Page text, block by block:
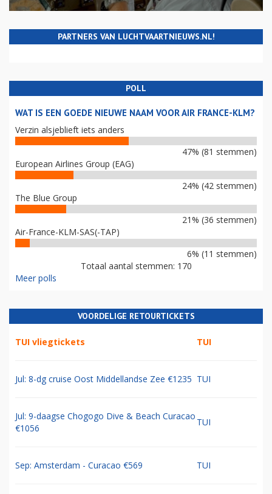
PARTNERS VAN LUCHTVAARTNIEUWS.NL!
POLL
WAT IS EEN GOEDE NIEUWE NAAM VOOR AIR FRANCE-KLM?
Verzin alsjeblieft iets anders
47% (81 stemmen)
European Airlines Group (EAG)
24% (42 stemmen)
The Blue Group
21% (36 stemmen)
Air-France-KLM-SAS(-TAP)
6% (11 stemmen)
Totaal aantal stemmen: 170
Meer polls
VOORDELIGE RETOURTICKETS
TUI vliegtickets TUI
Jul: 8-dg cruise Oost Middellandse Zee €1235 TUI
Jul: 9-daagse Chogogo Dive & Beach Curacao
€1056
TUI
Sep: Amsterdam - Curacao €569 TUI